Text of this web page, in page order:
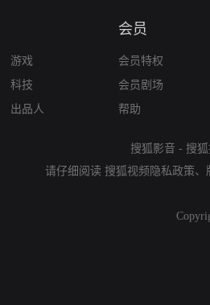
游戏
科技
出品人
会员
会员特权
会员剧场
帮助
搜狐影音 - 搜
请仔细阅读 搜狐视频隐私政策、